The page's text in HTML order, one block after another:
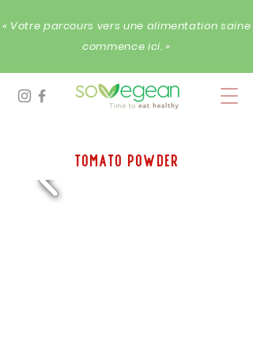
« Votre parcours vers une alimentation saine
commence ici. »
tomato Powder